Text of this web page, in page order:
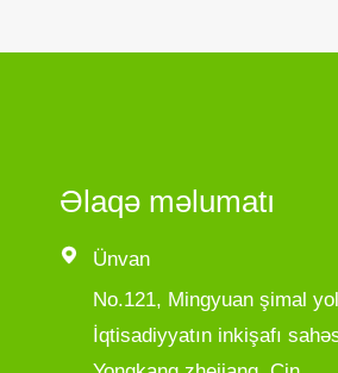
Əlaqə məlumatı

Ünvan
No.121, Mingyuan şimal
İqtisadiyyatın inkişafı